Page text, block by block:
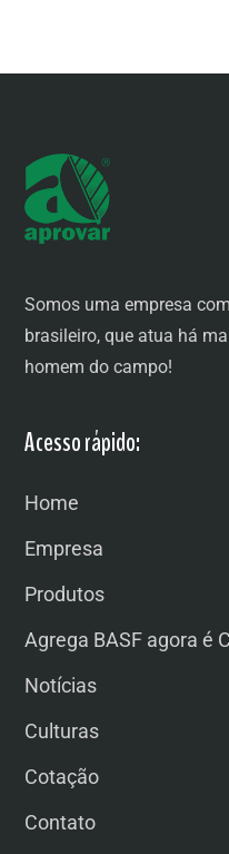
Somos uma empresa
brasileiro, que atua há
homem do campo!
Acesso rápido:
Home
Empresa
Produtos
Agrega BASF agora é
Notícias
Culturas
Cotação
Contato